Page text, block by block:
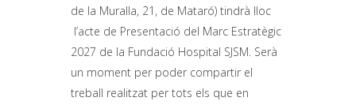
de la Muralla, 21, de Mataró) tindrà lloc
l’acte de Presentació del Marc Estratègic
2027 de la Fundació Hospital SJSM. Serà
un moment per poder compartir el
treball realitzat per tots els que en